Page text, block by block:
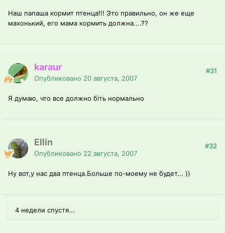
Наш папаша кормит птенца!!! Это правильно, он же еще
махонький, его мама кормить должна....??
karaur
Опубликовано 20 августа, 2007
#31
Я думаю, что все должно біть нормально
Ellin
Опубликовано 22 августа, 2007
#32
Ну вот,у нас два птенца.Больше по-моему не будет... ))
4 недели спустя...